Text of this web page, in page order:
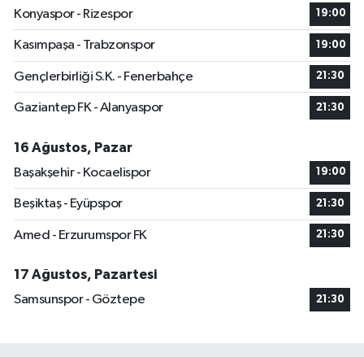
Konyaspor - Rizespor
19:00
Kasımpaşa - Trabzonspor 19:00
Gençlerbirliği S.K. - Fenerbahçe 21:30
Gaziantep FK - Alanyaspor 21:30
16 Ağustos, Pazar
Başakşehir - Kocaelispor
19:00
Beşiktaş - Eyüpspor 21:30
Amed - Erzurumspor FK 21:30
17 Ağustos, Pazartesi
Samsunspor - Göztepe
21:30